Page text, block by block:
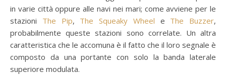
in varie città oppure alle navi nei mari; come avviene per le
stazioni The Pip, The Squeaky Wheel e The Buzzer,
probabilmente queste stazioni sono correlate. Un altra
caratteristica che le accomuna è il fatto che il loro segnale è
composto da una portante con solo la banda laterale
superiore modulata.